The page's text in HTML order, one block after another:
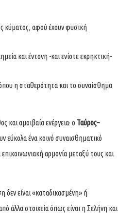
κύματος, αφού έχουν φυσική
και έντονη -και ενίοτε εκρηκτική-
η σταθερότητα και το συναίσθημα
και αμοιβαία ενέργεια· ο Ταύρος–
εύκολα ένα κοινό συναισθηματικό
αρμονία μεταξύ τους και
δεν είναι «καταδικασμένη» ή
άλλα στοιχεία όπως είναι η Σελήνη και